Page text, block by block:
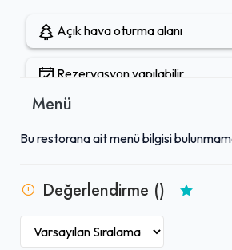
Açık hava oturma alanı
Rezervasyon yapılabilir
Menü
Bu restorana ait menü bilgisi
Değerlendirme ()